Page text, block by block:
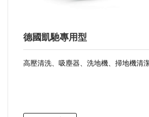
德國凱馳專用型
高壓清洗、吸塵器、洗地機、掃地機清